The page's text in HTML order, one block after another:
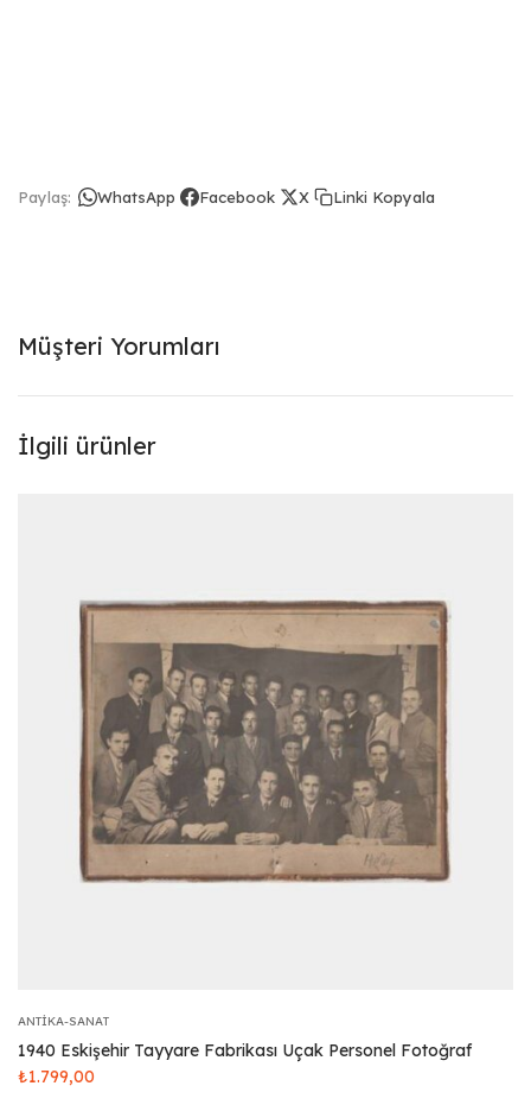
Paylaş: WhatsApp Facebook X Linki Kopyala
Müşteri Yorumları
İlgili ürünler
ANTIKA-SANAT
1940 Eskişehir Tayyare Fabrikası Uçak Personel Fotoğraf
₺1.799,00